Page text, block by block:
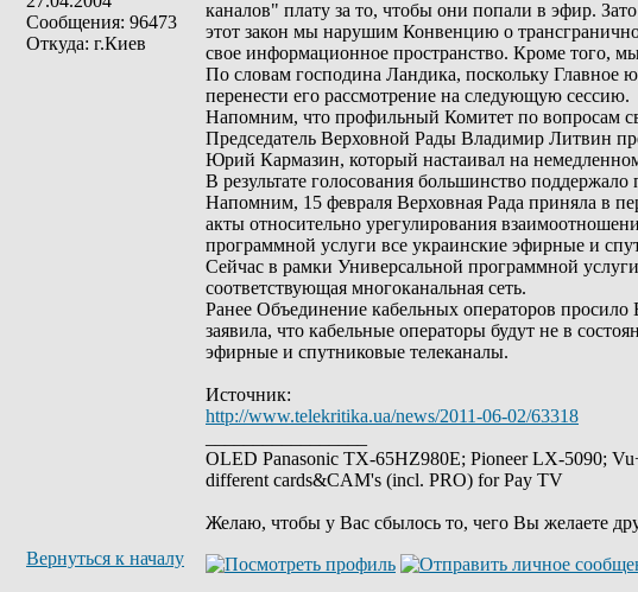
Сообщения: 96473
Откуда: г.Киев
каналов" плату за то, чтобы они попали в эфир.
этот закон мы нарушим Конвенцию о
свое информационное пространство. Кроме того,
По словам господина Ландика, поскольку Главное
перенести его рассмотрение на следующую сессию.
Напомним, что профильный Комитет по вопросам
Председатель Верховной Рады Владимир Литвин
Юрий Кармазин, который настаивал на
В результате голосования большинство
Напомним, 15 февраля Верховная Рада приняла в
акты относительно урегулирования
программной услуги все украинские эфирные и
Сейчас в рамки Универсальной программной
соответствующая многоканальная сеть.
Ранее Объединение кабельных операторов
заявила, что кабельные операторы будут не в
эфирные и спутниковые телеканалы.
Источник:
http://www.telekritika.ua/news/2011-06-02/63318
OLED Panasonic TX-65HZ980E; Pioneer LX-5090;
different cards&CAM's (incl. PRO) for Pay TV
Желаю, чтобы у Вас сбылось то, чего Вы желаете
Вернуться к началу